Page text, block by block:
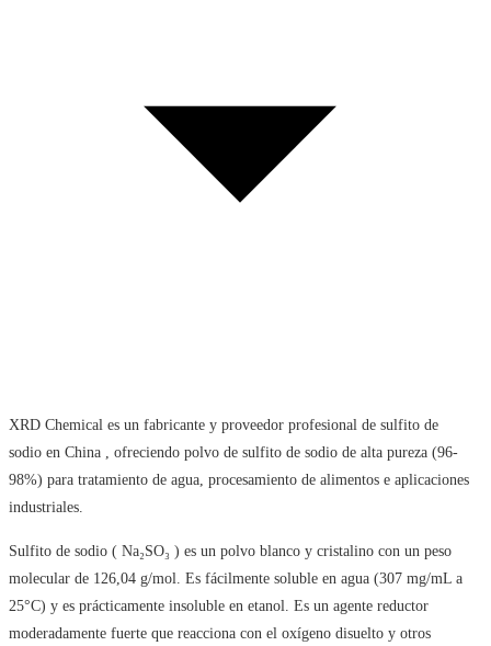
XRD Chemical es un fabricante y proveedor profesional de sulfito de
sodio en China , ofreciendo polvo de sulfito de sodio de alta pureza (96-
98%) para tratamiento de agua, procesamiento de alimentos e aplicaciones
industriales.
Sulfito de sodio ( Na₂SO₃ ) es un polvo blanco y cristalino con un peso
molecular de 126,04 g/mol. Es fácilmente soluble en agua (307 mg/mL a
25°C) y es prácticamente insoluble en etanol. Es un agente reductor
moderadamente fuerte que reacciona con el oxígeno disuelto y otros